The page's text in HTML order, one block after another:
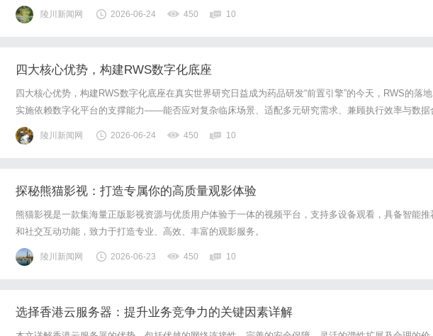
牌观察如果你在街边扫过一个充电宝——十有八九，它来自天聚物联。这不是一句广告。就在本月，天
物联再次公布最新合作品牌名单——新增120个共享充电宝品牌正式完成签约投产。至...
陵川新闻网 2026-06-24 450 10
四大核心优势，构建RWS数字化底座
四大核心优势，构建RWS数字化底座在真实世界研究日益成为药品研发“前置引擎”的今天，RWS的落地
实施依赖数字化平台的支撑能力——能否应对复杂临床场景、适配多元研究需求、兼顾执行效率与数据
规，直接决定了RWS成果最终的转化质量。临研通以四大核心优势，为企业提供可落地、可复制的RWS
数字化解决方案，真正实现“合规、高效、便捷、安全”的核心目标。一、定制化适配能...
陵川新闻网 2026-06-24 450 10
探秘熊猫影视：打造专属你的高质量观影体验
熊猫影视是一款集海量正版影视资源与优质用户体验于一体的视频平台，支持多设备观看，具备智能推
和社交互动功能，致力于打造专业、高效、丰富的观影服务。
陵川新闻网 2026-06-23 450 10
选择香港云服务器：提升业务竞争力的关键因素详解